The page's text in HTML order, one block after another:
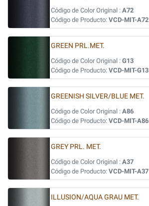
Código de Color Original : A72
Código de Producto: VCD-MIT-A72
GREEN PRL.MET.
Código de Color Original : G13
Código de Producto: VCD-MIT-G13
GREENISH SILVER/BLUE MET.
Código de Color Original : A86
Código de Producto: VCD-MIT-A86
GREY PRL. MET.
Código de Color Original : A37
Código de Producto: VCD-MIT-A37
ILLUSION/AQUA GRAU MET.